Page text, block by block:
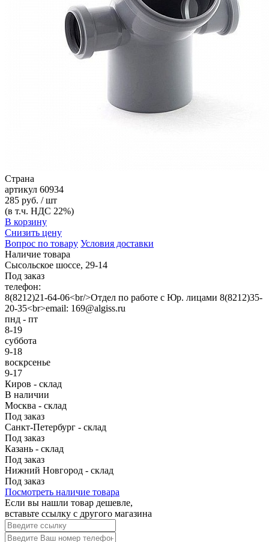
Страна
артикул 60934
285 руб. / шт
(в т.ч. НДС 22%)
В корзину
Снизить цену
Вопрос по товару Условия доставки
Наличие товара
Сысольское шоссе, 29-14
Под заказ
телефон:
8(8212)21-64-06<br/>Отдел по работе с Юр. лицами 8(8212)35-
20-35<br>email: 169@algiss.ru
пнд - пт
8-19
суббота
9-18
воскрсенье
9-17
Киров - склад
В наличии
Москва - склад
Под заказ
Санкт-Петербург - склад
Под заказ
Казань - склад
Под заказ
Нижний Новгород - склад
Под заказ
Посмотреть наличие товара
Если вы нашли товар дешевле,
вставьте ссылку с другого магазина